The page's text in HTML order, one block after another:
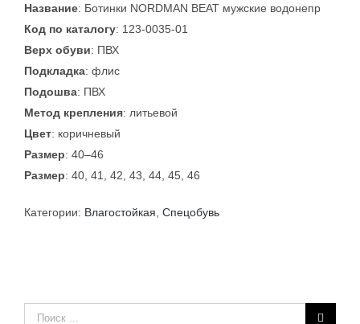
Название: Ботинки NORDMAN BEAT мужские водонепр
Код по каталогу: 123-0035-01
Верх обуви: ПВХ
Подкладка: флис
Подошва: ПВХ
Метод крепления: литьевой
Цвет: коричневый
Размер: 40–46
Размер: 40, 41, 42, 43, 44, 45, 46
Категории: Влагостойкая Спецобувь
Результат